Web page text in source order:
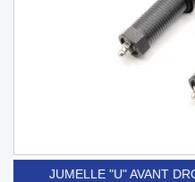
JUMELLE "U" AVANT